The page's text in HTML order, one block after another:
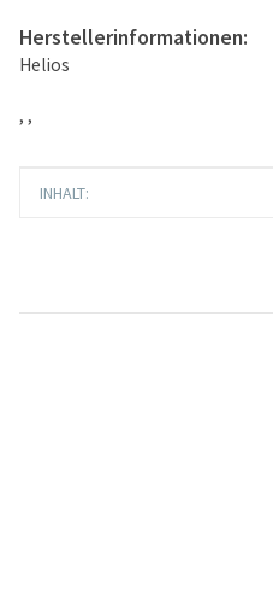
Herstellerinformationen:
Helios
, ,
Produkteigenschaft
Wert
INHALT: